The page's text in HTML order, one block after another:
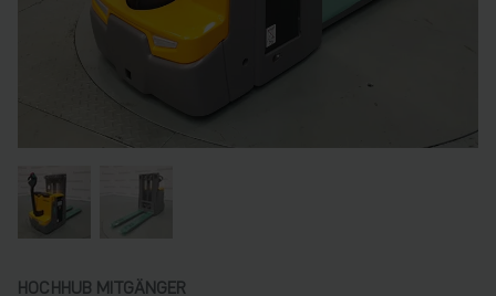
HOCHHUB MITGÄNGER